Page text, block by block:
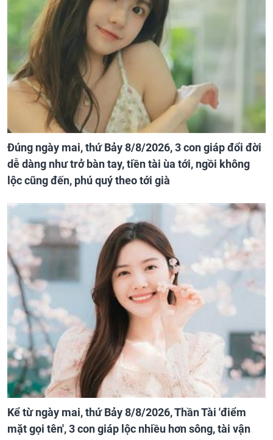
Đúng ngày mai, thứ Bảy 8/8/2026, 3 con giáp đổi đời
dễ dàng như trở bàn tay, tiền tài ùa tới, ngồi không
lộc cũng đến, phú quý theo tới già
Kể từ ngày mai, thứ Bảy 8/8/2026, Thần Tài 'điểm
mặt gọi tên', 3 con giáp lộc nhiều hơn sông, tài vận